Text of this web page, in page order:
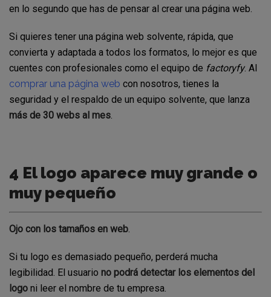
en lo segundo que has de pensar al crear una página web.
Si quieres tener una página web solvente, rápida, que
convierta y adaptada a todos los formatos, lo mejor es que
cuentes con profesionales como el equipo de factoryfy. Al
comprar una página web con nosotros, tienes la
seguridad y el respaldo de un equipo solvente, que lanza
más de 30 webs al mes.
4 El logo aparece muy grande o
muy pequeño
Ojo con los tamaños en web.
Si tu logo es demasiado pequeño, perderá mucha
legibilidad. El usuario no podrá detectar los elementos del
logo ni leer el nombre de tu empresa.